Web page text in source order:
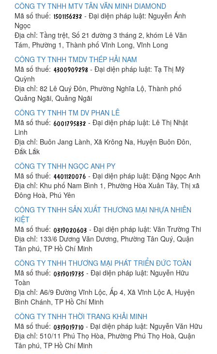
CÔNG TY TNHH MTV TÂN VĂN MINH DIAMOND
Mã số thuế:
- Đại diện pháp luật: Nguyễn Ánh
Ngọc
Địa chỉ: Tầng trệt, Số 21 đường 3 tháng 2, khóm Lê Văn
Tám, Phường 1, Thành phố Vĩnh Long, Vĩnh Long
CÔNG TY TNHH TMDV THÉP HẢI NAM
Mã số thuế:
- Đại diện pháp luật: Tạ Thị Mỹ
Quỳnh
Địa chỉ: 82 Lê Quý Đôn, Phường Nghĩa Lộ, Thành phố
Quảng Ngãi, Quảng Ngãi
CÔNG TY TNHH TM DV PHAN LÊ
Mã số thuế:
- Đại diện pháp luật: Lê Thị Nhật
Linh
Địa chỉ: Buôn Jang Lành, Xã Krông Na, Huyện Buôn Đôn,
Đắk Lắk
CÔNG TY TNHH NGỌC ANH PY
Mã số thuế:
- Đại diện pháp luật: Đặng Ngọc Anh
Địa chỉ: Khu phố Nam Bình 1, Phường Hòa Xuân Tây, Thị xã
Đông Hoà, Phú Yên
CÔNG TY TNHH SẢN XUẤT THƯƠNG MẠI NHỰA NHIÊN
KIỆT
Mã số thuế:
- Đại diện pháp luật: Văn Trường Thi
Địa chỉ: 133/6 Dương Văn Dương, Phường Tân Quý, Quận
Tân phú, TP Hồ Chí Minh
CÔNG TY TNHH THƯƠNG MẠI PHÁT TRIỂN ĐỨC TOÀN
Mã số thuế:
- Đại diện pháp luật: Nguyễn Hữu
Toàn
Địa chỉ: A6/9 Đường Vĩnh Lộc, Ấp 4, Xã Vĩnh Lộc A, Huyện
Bình Chánh, TP Hồ Chí Minh
CÔNG TY TNHH THỜI TRANG KHẢI MINH
Mã số thuế:
- Đại diện pháp luật: Nguyễn Văn Hữu
Địa chỉ: 510/11 Phú Thọ Hòa, Phường Phú Thọ Hoà, Quận
Tân phú, TP Hồ Chí Minh